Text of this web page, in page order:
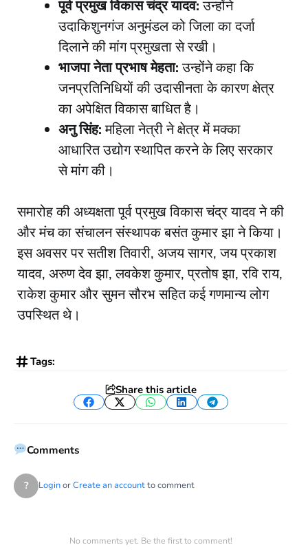
पूर्व प्रमुख विकास चंद्र यादव:उन्होंने
उदाकिशुनगंज अनुमंडल को जिला का दर्जा
दिलाने की मांग प्रमुखता से रखी।
भाजपा नेता प्रभाष मेहता:उन्होंने कहा कि
जनप्रतिनिधियों की उदासीनता के कारण क्षेत्र
का अपेक्षित विकास बाधित है।
अनु सिंह:महिला नेत्री ने क्षेत्र में मक्का
आधारित उद्योग स्थापित करने के लिए सरकार
से मांग की।
​समारोह की अध्यक्षता पूर्व प्रमुख विकास चंद्र यादव ने की
और मंच का संचालन संस्थापक बसंत कुमार झा ने किया।
इस अवसर पर सतीश तिवारी, अजय सागर, जय प्रकाश
यादव, अरुण देव झा, लवकेश कुमार, प्रतोष झा, रवि राय,
राकेश कुमार और सुमन सौरभ सहित कई गणमान्य लोग
उपस्थित थे।
Tags:
Share this article
Facebook
TwitterWhatsApp
LinkedInTelegram
Comments
? LoginorCreate an accountto comment
No comments yet. Be the first to comment!